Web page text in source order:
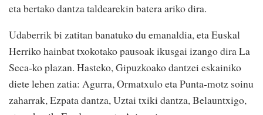
eta bertako dantza taldearekin batera ariko dira.
Udaberrik bi zatitan banatuko du emanaldia, eta Euskal
Herriko hainbat txokotako pausoak ikusgai izango dira La
Seca-ko plazan. Hasteko, Gipuzkoako dantzei eskainiko
diete lehen zatia: Agurra, Ormatxulo eta Punta-motz soinu
zaharrak, Ezpata dantza, Uztai txiki dantza, Belauntxigo,